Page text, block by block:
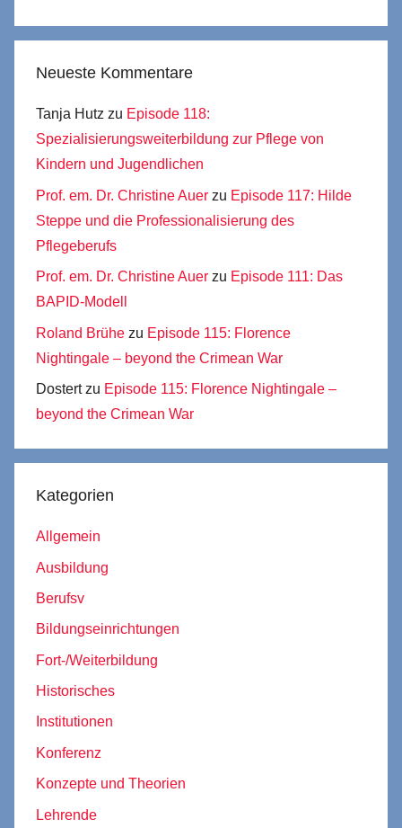
Neueste Kommentare
Tanja Hutz zu Episode 118:
Spezialisierungsweiterbildung zur Pflege von
Kindern und Jugendlichen
Prof. em. Dr. Christine Auer zu Episode 117: Hilde
Steppe und die Professionalisierung des
Pflegeberufs
Prof. em. Dr. Christine Auer zu Episode 111: Das
BAPID-Modell
Roland Brühe zu Episode 115: Florence
Nightingale – beyond the Crimean War
Dostertzu Episode 115: Florence Nightingale –
beyond the Crimean War
Kategorien
Allgemein
Ausbildung
Berufsv
Bildungseinrichtungen
Fort-/Weiterbildung
Historisches
Institutionen
Konferenz
Konzepte und Theorien
Lehrende